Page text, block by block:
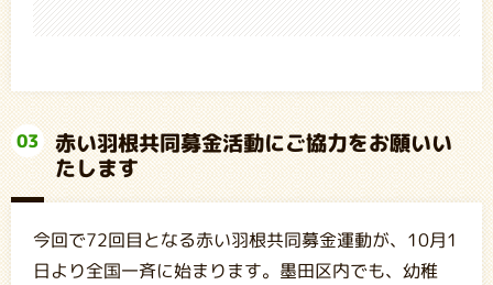
03
赤い羽根共同募金活動にご協力をお願いい
たします
今回で72回目となる赤い羽根共同募金運動が、10月1
日より全国一斉に始まります。墨田区内でも、幼稚